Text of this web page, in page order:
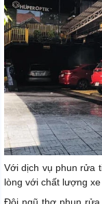
Với dịch vụ phun rửa
lòng với chất lượng